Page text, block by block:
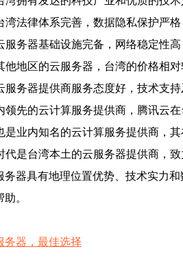
湾法律体系完善，数据隐私保护严
服务器基础设施完备，网络稳定性
他地区的云服务器，台湾的价格相
服务器提供商服务态度好，技术支
领先的云计算服务提供商，腾讯云
是业内知名的云计算服务提供商，
代是台湾本土的云服务器提供商，
务器具有地理位置优势、技术实力
。
务器，最佳选择